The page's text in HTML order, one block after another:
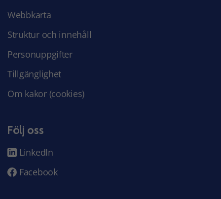
Webbkarta
Struktur och innehåll
Personuppgifter
Tillgänglighet
Om kakor (cookies)
Följ oss
LinkedIn
Facebook